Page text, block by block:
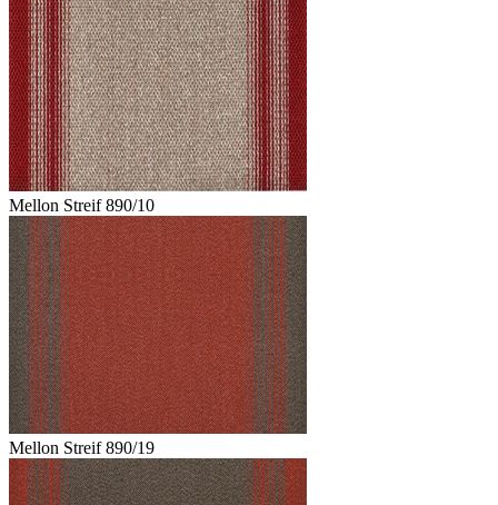
Mellon Streif 890/10
Mellon Streif 890/19